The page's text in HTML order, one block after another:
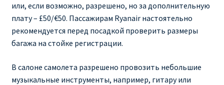
или, если возможно, разрешено, но за дополнительную
плату – £50/€50. Пассажирам Ryanair настоятельно
рекомендуется перед посадкой проверить размеры
багажа на стойке регистрации.
В салоне самолета разрешено провозить небольшие
музыкальные инструменты, например, гитару или